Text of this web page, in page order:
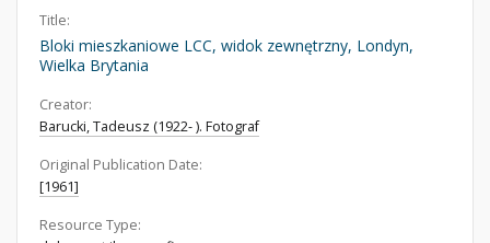
Title:
Bloki mieszkaniowe LCC, widok zewnętrzny, Londyn,
Wielka Brytania
Creator:
Barucki, Tadeusz (1922- ). Fotograf
Original Publication Date:
[1961]
Resource Type: